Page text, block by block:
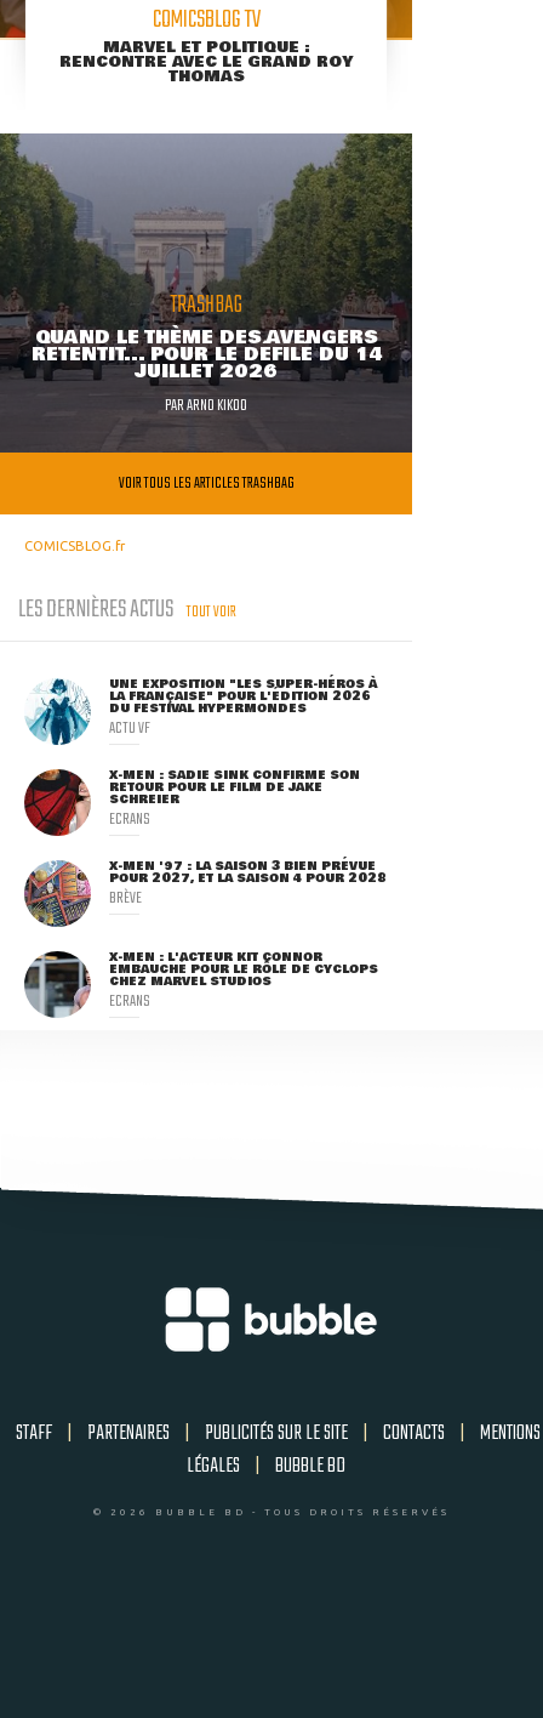
COMICSBLOG TV
MARVEL ET POLITIQUE :
RENCONTRE AVEC LE GRAND ROY
THOMAS
TRASHBAG
QUAND LE THÈME DES AVENGERS
RETENTIT... POUR LE DÉFILÉ DU 14
JUILLET 2026
PARARNO KIKOO
VOIR TOUS LES ARTICLES TRASHBAG
COMICSBLOG.fr
LES DERNIÈRES ACTUS TOUT VOIR
UNE EXPOSITION "LES SUPER-HÉROS À
LA FRANÇAISE" POUR L'ÉDITION 2026
DU FESTIVAL HYPERMONDES
ACTU VF
X-MEN : SADIE SINK CONFIRME SON
RETOUR POUR LE FILM DE JAKE
SCHREIER
ECRANS
X-MEN '97 : LA SAISON 3 BIEN PRÉVUE
POUR 2027, ET LA SAISON 4 POUR 2028
BRÈVE
X-MEN : L'ACTEUR KIT CONNOR
EMBAUCHÉ POUR LE RÔLE DE CYCLOPS
CHEZ MARVEL STUDIOS
ECRANS
STAFF | PARTENAIRES | PUBLICITÉS SUR LE SITE | CONTACTS | MENTIONS
LÉGALES | BUBBLE BD
© 2026 BUBBLE BD - TOUS DROITS RÉSERVÉS